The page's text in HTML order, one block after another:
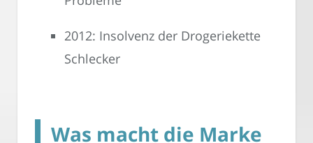
2012: Insolvenz der Drogeriekette
Schlecker
Was macht die Marke